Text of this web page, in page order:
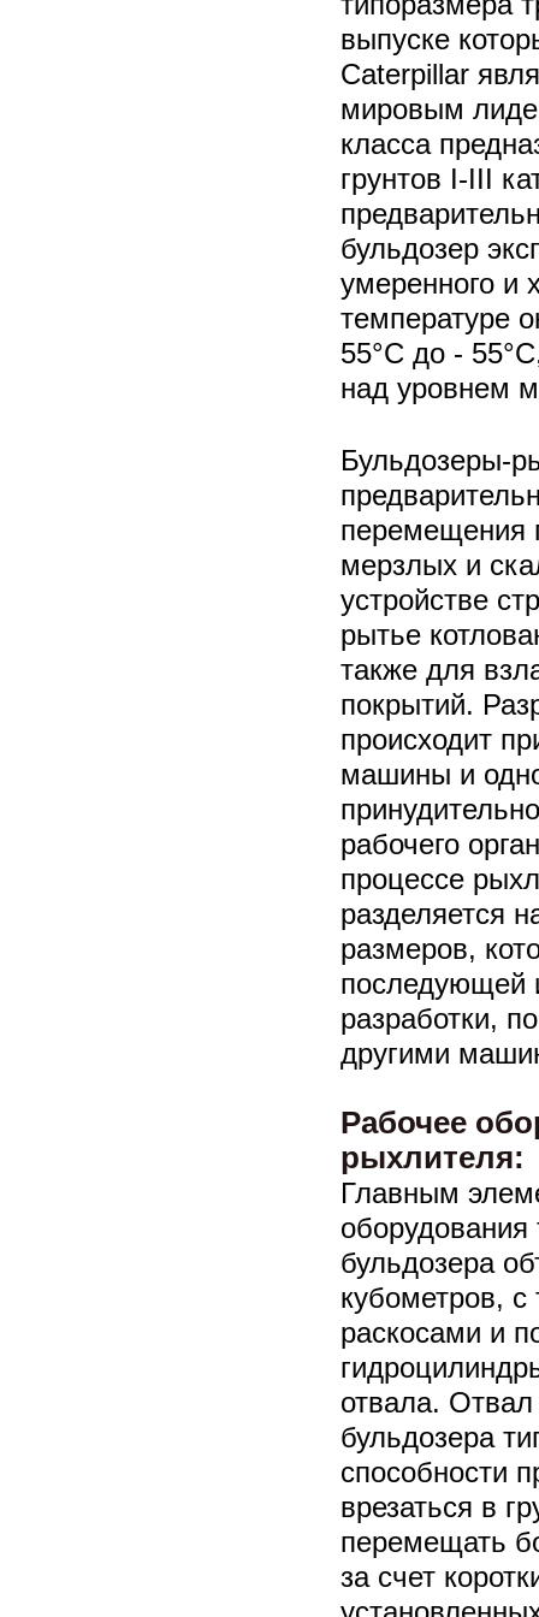
выпуске
Caterpillar
мировым
класса
грунтов I-III
бульдозер
умеренного и
температуре
55°С до -
над уровнем
Бульдозеры-
перемещения
мерзлых и
устройстве
рытье
также для
покрытий.
происходит
машины и
рабочего
процессе
разделяется
размеров,
последующей
разработки,
другими
Рабочее
рыхлителя:
Главным
оборудования
бульдозера
кубометров,
раскосами и
отвала.
бульдозера
способности
врезаться в
перемещать
за счет